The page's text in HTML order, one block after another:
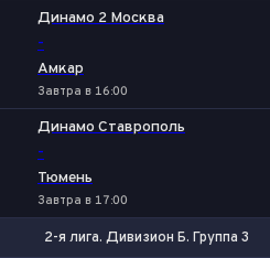
Динамо 2 Москва
-
Амкар
Завтра в 16:00
Динамо Ставрополь
-
Тюмень
Завтра в 17:00
2-я лига. Дивизион Б. Группа 3